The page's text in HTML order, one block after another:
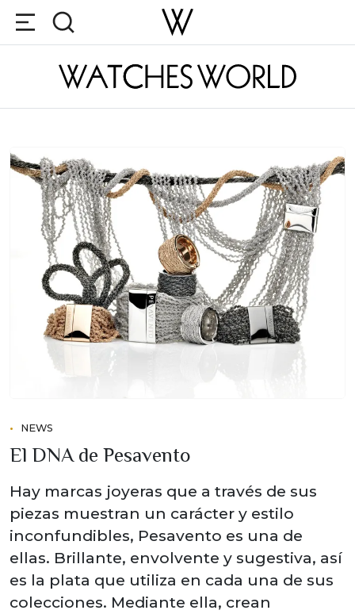
NEWS
El DNA de Pesavento
Hay marcas joyeras que a través de sus
piezas muestran un carácter y estilo
inconfundibles, Pesavento es una de
ellas. Brillante, envolvente y sugestiva, así
es la plata que utiliza en cada una de sus
colecciones. Mediante ella, crean